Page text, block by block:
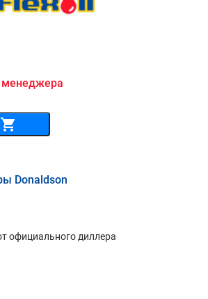
менеджера
Donaldson
официального диллера